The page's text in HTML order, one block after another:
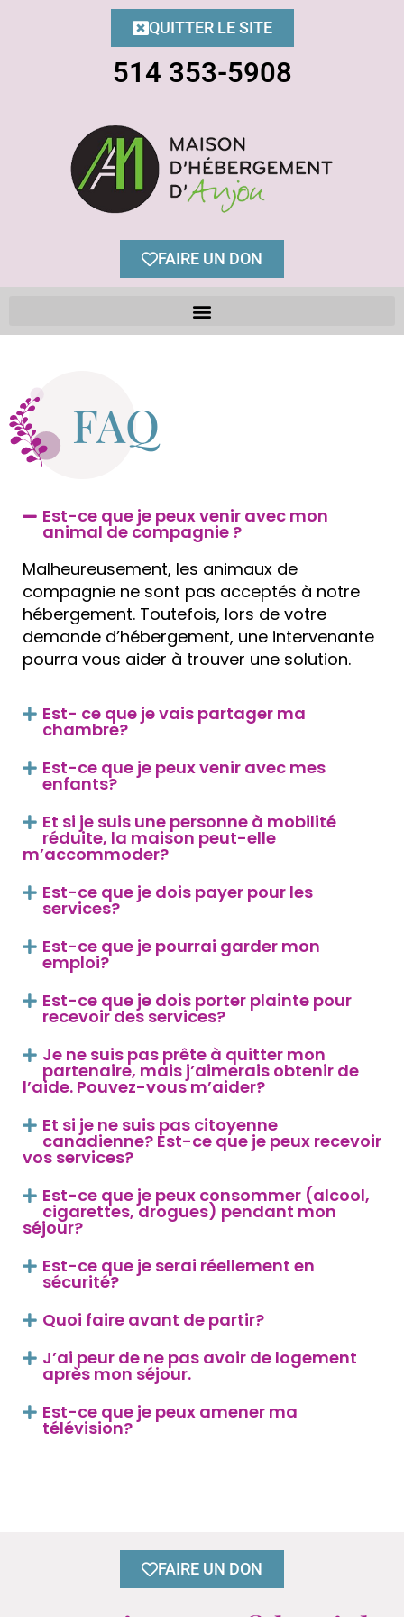
QUITTER LE SITE
514 353-5908
FAIRE UN DON
FAQ
Est-ce que je peux venir avec mon
animal de compagnie ?
Malheureusement, les animaux de
compagnie ne sont pas acceptés à notre
hébergement. Toutefois, lors de votre
demande d’hébergement, une intervenante
pourra vous aider à trouver une solution.
Est- ce que je vais partager ma
chambre?
Est-ce que je peux venir avec mes
enfants?
Et si je suis une personne à mobilité
réduite, la maison peut-elle
m’accommoder?
Est-ce que je dois payer pour les
services?
Est-ce que je pourrai garder mon
emploi?
Est-ce que je dois porter plainte pour
recevoir des services?
Je ne suis pas prête à quitter mon
partenaire, mais j’aimerais obtenir de
l’aide. Pouvez-vous m’aider?
Et si je ne suis pas citoyenne
canadienne? Est-ce que je peux recevoir
vos services?
Est-ce que je peux consommer (alcool,
cigarettes, drogues) pendant mon
séjour?
Est-ce que je serai réellement en
sécurité?
Quoi faire avant de partir?
J’ai peur de ne pas avoir de logement
après mon séjour.
Est-ce que je peux amener ma
télévision?
FAIRE UN DON